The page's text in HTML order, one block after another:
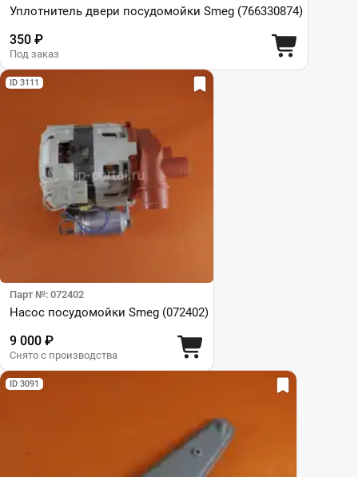
Уплотнитель двери посудомойки Smeg (766330874)
350 ₽
Под заказ
ID 3111
Парт №: 072402
Насос посудомойки Smeg (072402)
9 000 ₽
Снято с производства
ID 3091